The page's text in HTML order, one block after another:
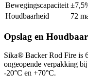
Bewegingscapaciteit
Houdbaarheid
72
Opslag en
Sika® Backer Rod Fire is
ongeopende verpakking
-20°C en +70°C.